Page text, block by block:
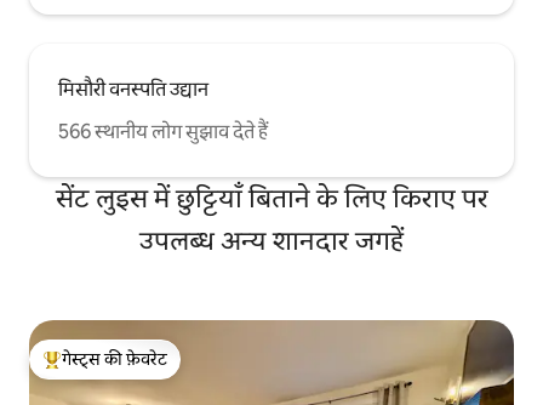
मिसौरी वनस्पति उद्यान
566 स्थानीय लोग सुझाव देते हैं
सेंट लुइस में छुट्टियाँ बिताने के लिए किराए पर
उपलब्ध अन्य शानदार जगहें
गेस्ट्स का टॉप फ़ेवरेट
गेस्ट्स की फ़ेवरेट